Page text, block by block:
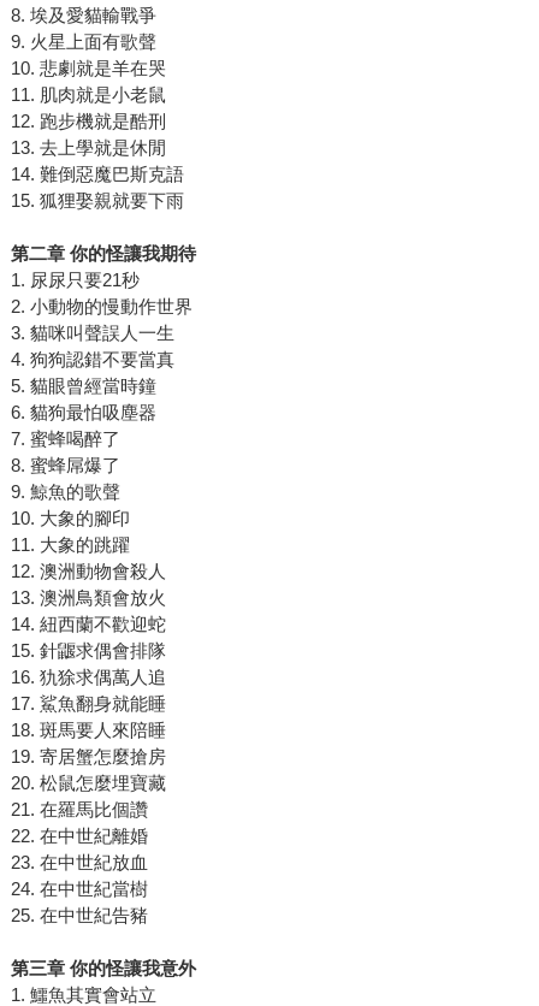
8. 埃及愛貓輸戰爭
9. 火星上面有歌聲
10. 悲劇就是羊在哭
11. 肌肉就是小老鼠
12. 跑步機就是酷刑
13. 去上學就是休閒
14. 難倒惡魔巴斯克語
15. 狐狸娶親就要下雨
第二章 你的怪讓我期待
1. 尿尿只要21秒
2. 小動物的慢動作世界
3. 貓咪叫聲誤人一生
4. 狗狗認錯不要當真
5. 貓眼曾經當時鐘
6. 貓狗最怕吸塵器
7. 蜜蜂喝醉了
8. 蜜蜂屌爆了
9. 鯨魚的歌聲
10. 大象的腳印
11. 大象的跳躍
12. 澳洲動物會殺人
13. 澳洲鳥類會放火
14. 紐西蘭不歡迎蛇
15. 針鼴求偶會排隊
16. 犰狳求偶萬人追
17. 鯊魚翻身就能睡
18. 斑馬要人來陪睡
19. 寄居蟹怎麼搶房
20. 松鼠怎麼埋寶藏
21. 在羅馬比個讚
22. 在中世紀離婚
23. 在中世紀放血
24. 在中世紀當樹
25. 在中世紀告豬
第三章 你的怪讓我意外
1. 鱷魚其實會站立